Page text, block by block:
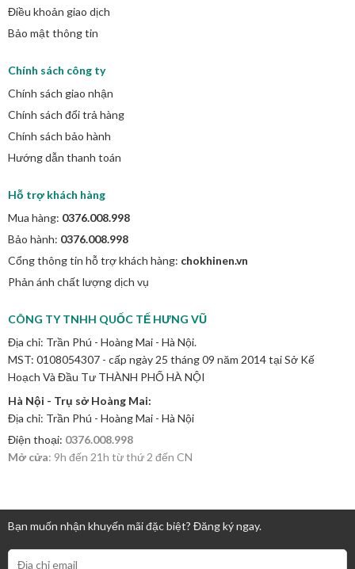
Điều khoản giao dịch
Bảo mật thông tin
Chính sách công ty
Chính sách giao nhận
Chính sách đổi trả hàng
Chính sách bảo hành
Hướng dẫn thanh toán
Hỗ trợ khách hàng
Mua hàng: 0376.008.998
Bảo hành: 0376.008.998
Cổng thông tin hỗ trợ khách hàng: chokhinen.vn
Phản ánh chất lượng dịch vụ
CÔNG TY TNHH QUỐC TẾ HƯNG VŨ
Địa chỉ: Trần Phú - Hoàng Mai - Hà Nội.
MST: 0108054307 - cấp ngày 25 tháng 09 năm 2014 tại Sở Kế
Hoạch Và Đầu Tư THÀNH PHỐ HÀ NỘI
Hà Nội - Trụ sở Hoàng Mai:
Địa chỉ: Trần Phú - Hoàng Mai - Hà Nội
Điện thoại: 0376.008.998
Mở cửa: 9h đến 21h từ thứ 2 đến CN
Bạn muốn nhận khuyến mãi đặc biệt? Đăng ký ngay.